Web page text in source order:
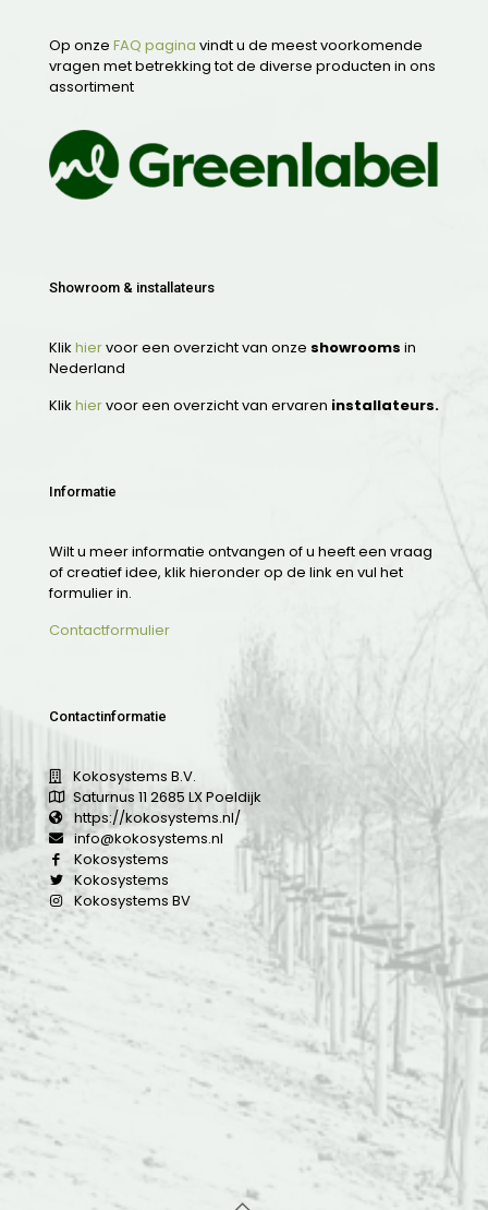
Op onze FAQ pagina vindt u de meest voorkomende
vragen met betrekking tot de diverse producten in ons
assortiment
Showroom & installateurs
Klik hiervoor een overzicht van onze showrooms in
Nederland
Klik hiervoor een overzicht van ervaren installateurs.
Informatie
Wilt u meer informatie ontvangen of u heeft een vraag
of creatief idee, klik hieronder op de link en vul het
formulier in.
Contactformulier
Contactinformatie
Kokosystems B.V.
Saturnus 11 2685 LX Poeldijk
https://kokosystems.nl/
info@kokosystems.nl
Kokosystems
Kokosystems
Kokosystems BV